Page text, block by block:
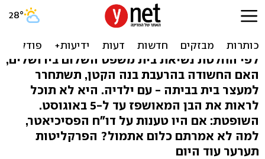
"האם המרעיבה" שוחררה;
הפרקליטות תערער
לפי החלטת נשיאת בית משפט השלום בירושלים,
האם החשודה בהרעבת בנה הקטן, תשתחרר
למעצר בית בביתה - עם ילדיה. היא לא תוכל
לראות את הבן המאושפז עד ל-5 באוגוסט.
השופטת: אם היו טענות על דו"ח הפסיכיאטר,
למה לא אמרתם כלום אתמול? הפרקליטות
תערער עוד היום